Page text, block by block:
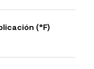
(°F)